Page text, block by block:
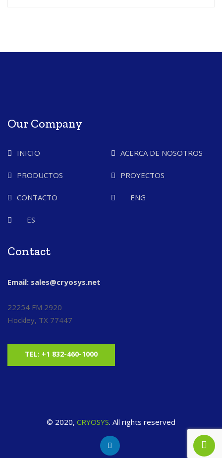
Our Company
INICIO ACERCA DE NOSOTROS
PRODUCTOS PROYECTOS
CONTACTO ENG
ES
Contact
Email: sales@cryosys.net
22254 FM 2920
Hockley, TX 77447
TEL: +1 832-460-1000
© 2020, CRYOSYS. All rights reserved